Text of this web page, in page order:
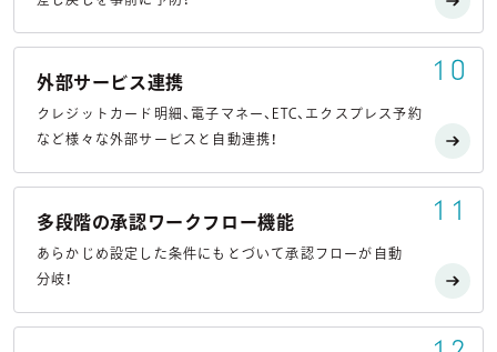
外部サービス連携
クレジットカード明細、電子マネー、ETC、エクスプレス予約
など様々な外部サービスと自動連携！
10
多段階の承認ワークフロー機能
あらかじめ設定した条件にもとづいて承認フローが自動
分岐！
11